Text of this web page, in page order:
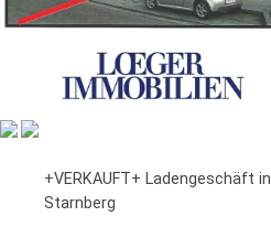
+VERKAUFT+ Ladengeschäft in
Starnberg